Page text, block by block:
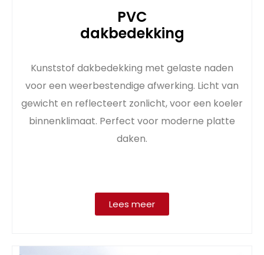
PVC
dakbedekking
Kunststof dakbedekking met gelaste naden
voor een weerbestendige afwerking. Licht van
gewicht en reflecteert zonlicht, voor een koeler
binnenklimaat. Perfect voor moderne platte
daken.
Lees meer